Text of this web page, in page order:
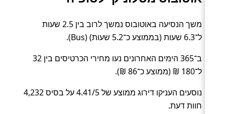
משך הנסיעה באוטובוס נמשך לרוב בין 2.5 שעות
ל־6.3 שעות (בממוצע כ־5.2 שעות) (Bus).
ב־365 הימים האחרונים נעו מחירי הכרטיסים בין 32
ל־180 ₪ (ממוצע כ־86 ₪).
נוסעים העניקו דירוג ממוצע של 4.41/5 על בסיס 4,232
חוות דעת.